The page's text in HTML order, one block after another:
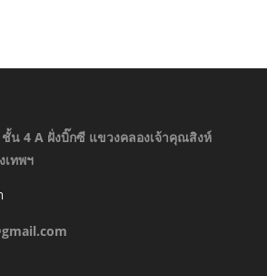
น 4 A ฝั่งบิ๊กซี แขวงคลองเจ้าคุณสิงห์
เทพฯ